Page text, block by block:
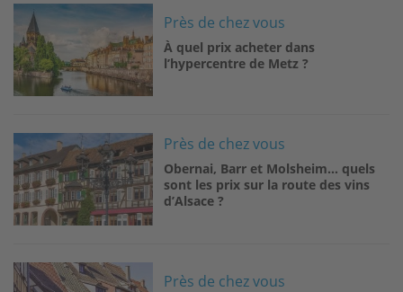
Image
Près de chez vous
À quel prix acheter dans
l’hypercentre de Metz ?
Image Près de chez vous
Obernai, Barr et Molsheim… quels
sont les prix sur la route des vins
d’Alsace ?
Image
Près de chez vous